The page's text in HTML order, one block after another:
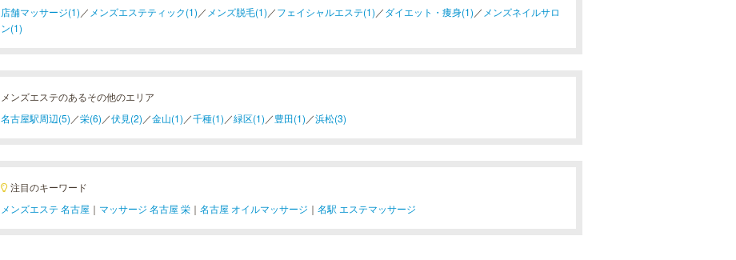
店舗マッサージ(1) ／ メンズエステティック(1) ／ メンズ脱毛(1) ／フェイシャルエステ(1) ／ダイエット・痩身(1) ／ メンズネイルサロ
ン(1)
メンズエステのあるその他のエリア
名古屋駅周辺(5) ／栄(6) ／伏見(2) ／金山(1) ／千種(1) ／緑区(1) ／豊田(1) ／浜松(3)
注目のキーワード
メンズエステ 名古屋 ｜ マッサージ 名古屋 栄 ｜ 名古屋 オイルマッサージ ｜ 名駅 エステマッサージ